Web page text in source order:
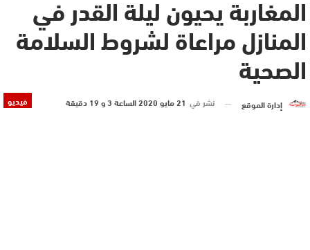
المغاربة يحيون ليلة القدر في
المنازل مراعاة لشروط السلامة
الصحية
فيديو إدارة الموقع نشر في 21 مايو 2020 الساعة 3 و 19 دقيقة